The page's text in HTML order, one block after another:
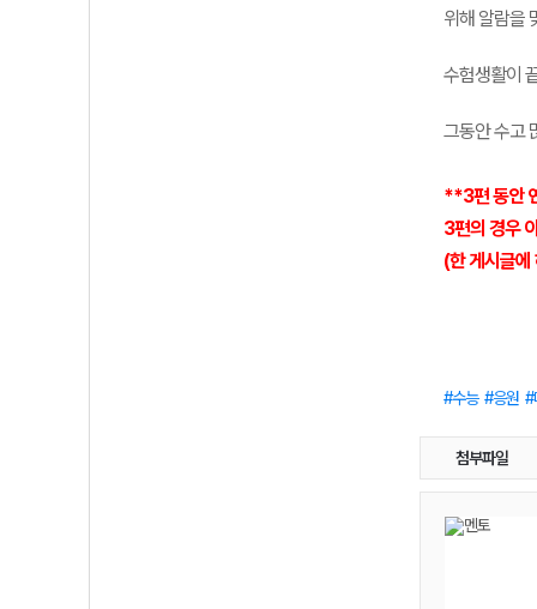
위해 알람을
수험생활이
그동안 수고
**3편 동안
3편의 경우
(한 게시글에
수능 응원
첨부파일